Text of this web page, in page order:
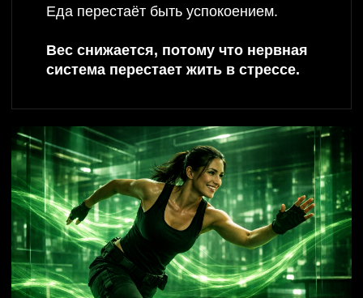
дополняет другое.
состоянию, низкая самооценка, недостаток в деньгах,
выгорание
Биохакинг работает с телом, через нахождение
блоков и проблем в здоровье, уровне энергии,
общем состоянии.
Идет восполнение дефицитов организма а также
упражнения, дыхание и лайфхаки, которые эффективно
выводят и - в +
Таким образом, мы воздействуем и на психику и на
физику и на уровень глубже-бессознательные
программы. Такой подход дает качественные
изменения в сосоянии, здоровье, и жизненеых
сценариях уже через 5 недель